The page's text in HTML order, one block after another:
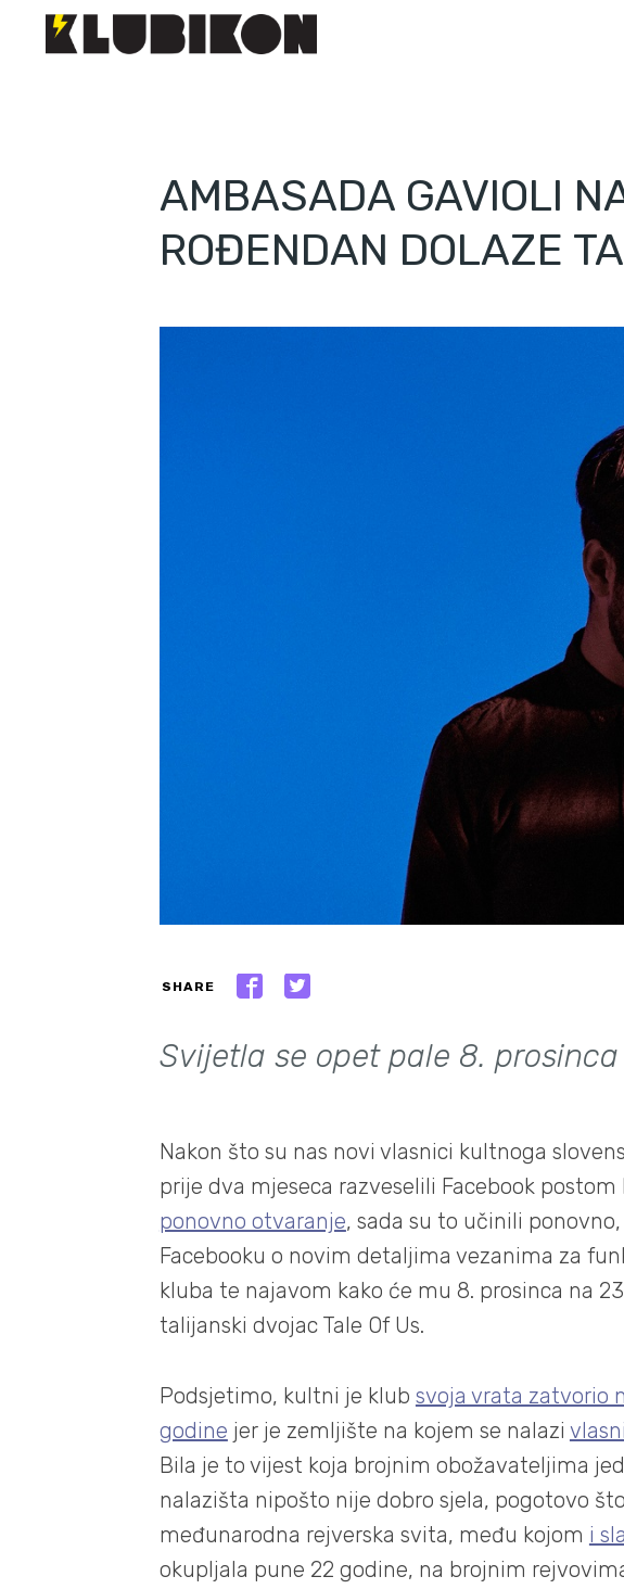
AMBASADA GAVIOLI
ROĐENDAN DOLAZE
SHARE
Svijetla se opet pale 8. prosinca
Nakon što su nas novi vlasnici kultnoga
prije dva mjeseca razveselili Facebook postom
ponovno otvaranje, sada su to učinili
Facebooku o novim detaljima vezanima za
kluba te najavom kako će mu 8. prosinca na
talijanski dvojac Tale Of Us.
Podsjetimo, kultni je klub svoja vrata zatvorio
godine jer je zemljište na kojem se nalazi
Bila je to vijest koja brojnim obožavateljima
nalazišta nipošto nije dobro sjela, pogotovo
međunarodna rejverska svita, među kojom i
okupljala pune 22 godine, na brojnim